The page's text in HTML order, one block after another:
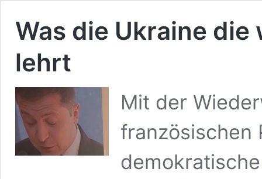
Was die Ukraine
lehrt
Mit der
französischen